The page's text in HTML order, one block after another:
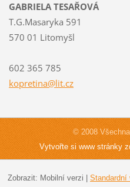
GABRIELA TESAŘOVÁ
T.G.Masaryka 591
570 01 Litomyšl
602 365 785
kopretina@lit.cz
© 2008
Vytvořte si www stránky
Zobrazit: Mobilní verzi Standardní